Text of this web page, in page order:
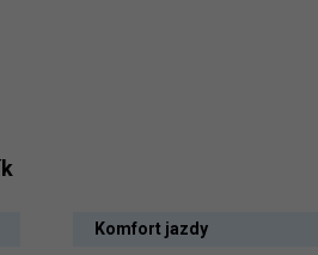
Komfort jazdy